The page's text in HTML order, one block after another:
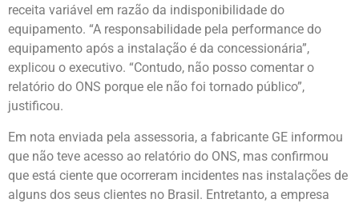
receita variável em razão da indisponibilidade do
equipamento. “A responsabilidade pela performance do
equipamento após a instalação é da concessionária”,
explicou o executivo. “Contudo, não posso comentar o
relatório do ONS porque ele não foi tornado público”,
justificou.
Em nota enviada pela assessoria, a fabricante GE informou
que não teve acesso ao relatório do ONS, mas confirmou
que está ciente que ocorreram incidentes nas instalações de
alguns dos seus clientes no Brasil. Entretanto, a empresa